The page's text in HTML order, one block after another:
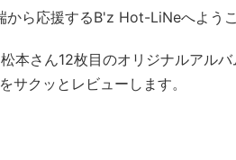
から応援するB'z Hot-LiNeへようこ
本さん12枚目のオリジナルアルバ
をサクッとレビューします。